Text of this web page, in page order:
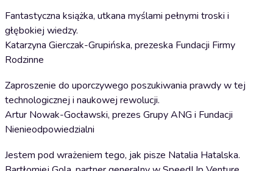
Fantastyczna książka, utkana myślami pełnymi troski i
głębokiej wiedzy.
Katarzyna Gierczak-Grupińska, prezeska Fundacji Firmy
Rodzinne
Zaproszenie do uporczywego poszukiwania prawdy w tej
technologicznej i naukowej rewolucji.
Artur Nowak-Gocławski, prezes Grupy ANG i Fundacji
Nienieodpowiedzialni
Jestem pod wrażeniem tego, jak pisze Natalia Hatalska.